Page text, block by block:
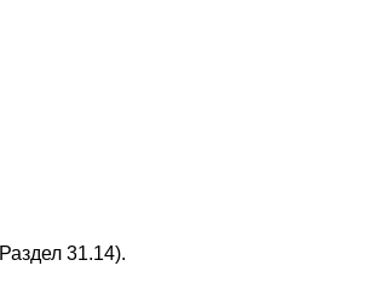
Раздел 31.14).